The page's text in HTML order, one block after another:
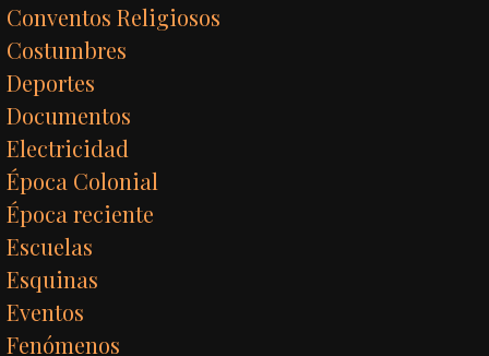
Conventos Religiosos
Costumbres
Deportes
Documentos
Electricidad
Época Colonial
Época reciente
Escuelas
Esquinas
Eventos
Fenómenos